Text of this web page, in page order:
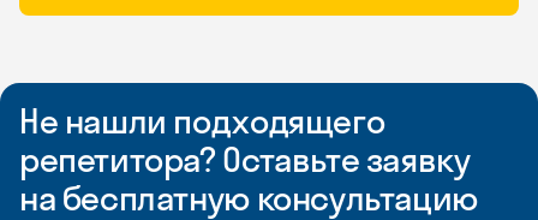
Не нашли подходящего
репетитора? Оставьте заявку
на бесплатную консультацию